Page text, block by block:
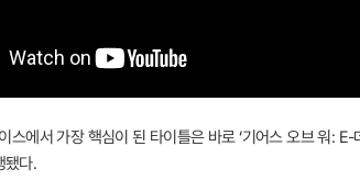
에서 가장 핵심이 된 타이틀은 바로 ‘기어스 오브 워:
됐다.